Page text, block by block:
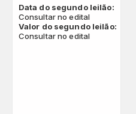
Data do segundo leilão:
Consultar no edital
Valor do segundo leilão:
Consultar no edital